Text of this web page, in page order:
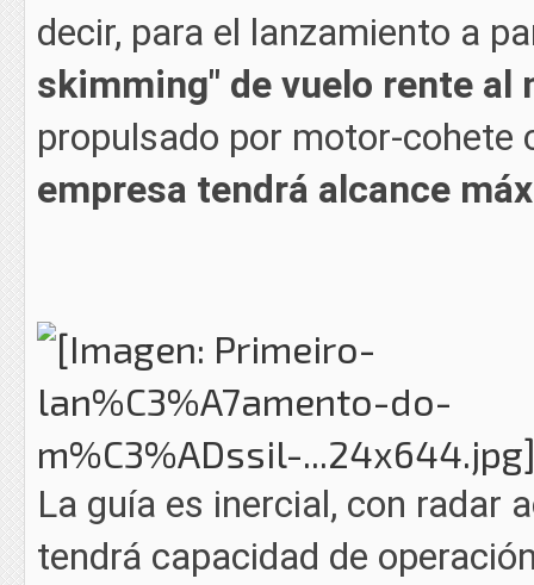
decir, para el lanzamiento a
skimming" de vuelo rente al
propulsado por motor-cohete
empresa tendrá alcance
La guía es inercial, con radar
tendrá capacidad de